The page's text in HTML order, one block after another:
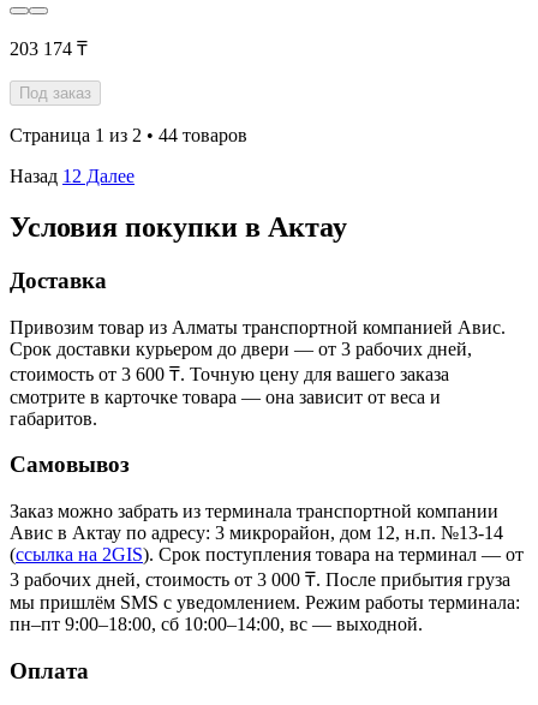
203 174 ₸
Под заказ
Страница 1 из 2 • 44 товаров
Назад 1 2 Далее
Условия покупки в Актау
Доставка
Привозим товар из Алматы транспортной компанией Авис.
Срок доставки курьером до двери — от 3 рабочих дней,
стоимость от 3 600 ₸. Точную цену для вашего заказа
смотрите в карточке товара — она зависит от веса и
габаритов.
Самовывоз
Заказ можно забрать из терминала транспортной компании
Авис в Актау по адресу: 3 микрорайон, дом 12, н.п. №13-14
(ссылка на 2GIS). Срок поступления товара на терминал — от
3 рабочих дней, стоимость от 3 000 ₸. После прибытия груза
мы пришлём SMS с уведомлением. Режим работы терминала:
пн–пт 9:00–18:00, сб 10:00–14:00, вс — выходной.
Оплата